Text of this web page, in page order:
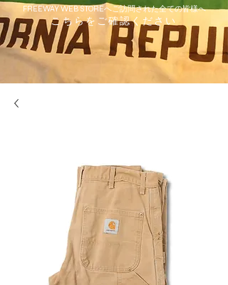
FREEWAY WEB STOREへご訪問された全ての皆様へ
こちらをご確認ください